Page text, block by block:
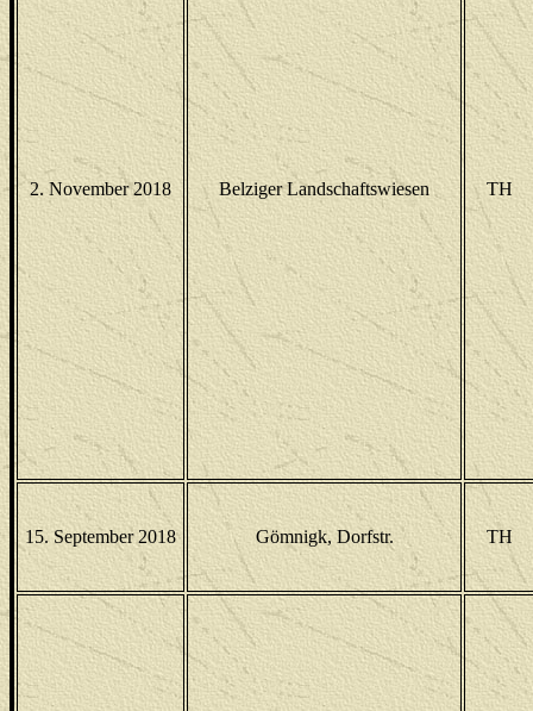
2. November 2018 Belziger Landschaftswiesen TH
15. September 2018 Gömnigk, Dorfstr. TH